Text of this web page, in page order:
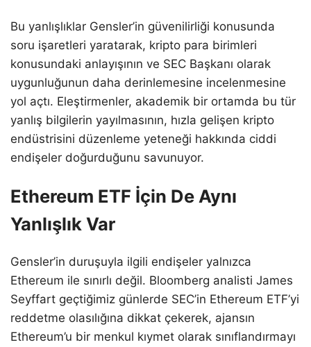
Bu yanlışlıklar Gensler’in güvenilirliği konusunda
soru işaretleri yaratarak, kripto para birimleri
konusundaki anlayışının ve SEC Başkanı olarak
uygunluğunun daha derinlemesine incelenmesine
yol açtı. Eleştirmenler, akademik bir ortamda bu tür
yanlış bilgilerin yayılmasının, hızla gelişen kripto
endüstrisini düzenleme yeteneği hakkında ciddi
endişeler doğurduğunu savunuyor.
Ethereum ETF İçin De Aynı
Yanlışlık Var
Gensler’in duruşuyla ilgili endişeler yalnızca
Ethereum ile sınırlı değil. Bloomberg analisti James
Seyffart geçtiğimiz günlerde SEC’in Ethereum ETF’yi
reddetme olasılığına dikkat çekerek, ajansın
Ethereum’u bir menkul kıymet olarak sınıflandırmayı